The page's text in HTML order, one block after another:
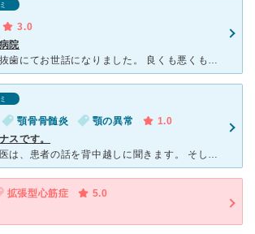
3.0
院
主人の親知らずの抜歯にてお世話になりました。 良くも悪くも総合病院の対応でした。 主人は静脈内鎮静法で手術を希望でしたが、日赤では対応しておらず、局所麻酔か全身麻酔かの2択でした。 極端
顎骨骨髄炎 顎の異常
1.0
スです。
こちらの口腔外科医は、患者の話を背中越しに聞きます。 そして症状をお話ししても、検査前だと言うのに熱が無いから骨髄炎は絶対ない！と言い切りました。 その後のCTの結果、骨髄炎の疑いありとなりました
拡張型心筋症
5.0